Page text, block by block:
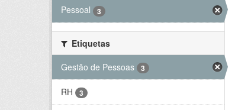
Pessoal
3
Etiquetas
Gestão de Pessoas
3
RH 3